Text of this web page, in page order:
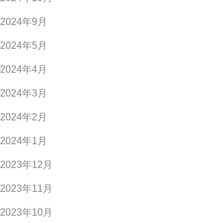
2024年9月
2024年5月
2024年4月
2024年3月
2024年2月
2024年1月
2023年12月
2023年11月
2023年10月